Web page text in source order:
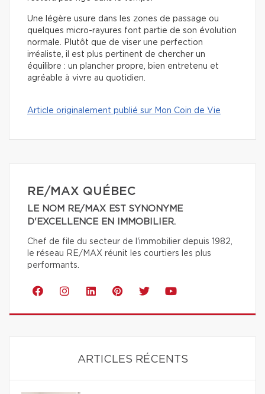
Une légère usure dans les zones de passage ou
quelques micro-rayures font partie de son évolution
normale. Plutôt que de viser une perfection
irréaliste, il est plus pertinent de chercher un
équilibre : un plancher propre, bien entretenu et
agréable à vivre au quotidien.
Article originalement publié sur Mon Coin de Vie
RE/MAX QUÉBEC
LE NOM RE/MAX EST SYNONYME
D'EXCELLENCE EN IMMOBILIER.
Chef de file du secteur de l'immobilier depuis 1982,
le réseau RE/MAX réunit les courtiers les plus
performants.
ARTICLES RÉCENTS